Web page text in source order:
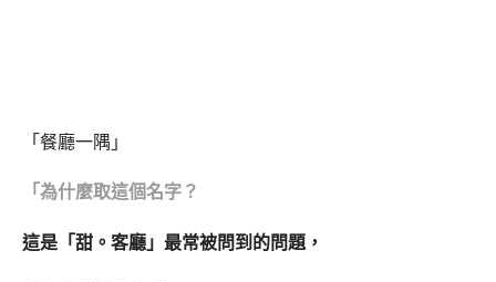
「餐廳一隅」
「為什麼取這個名字？
這是「甜。客廳」最常被問到的問題，